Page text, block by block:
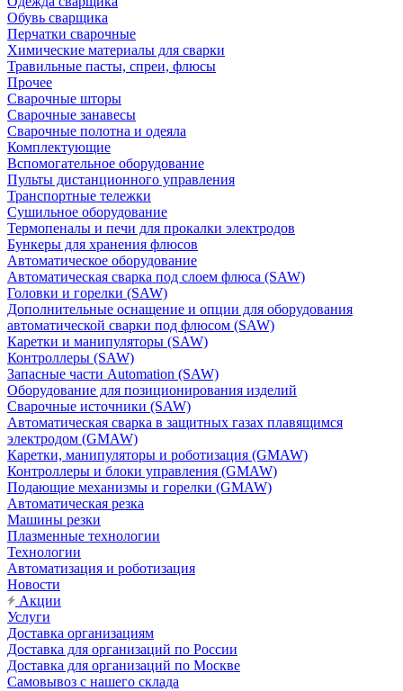
Обувь сварщика
Перчатки сварочные
Химические материалы для сварки
Травильные пасты, спреи, флюсы
Прочее
Сварочные шторы
Сварочные занавесы
Сварочные полотна и одеяла
Комплектующие
Вспомогательное оборудование
Пульты дистанционного управления
Транспортные тележки
Сушильное оборудование
Термопеналы и печи для прокалки электродов
Бункеры для хранения флюсов
Автоматическое оборудование
Автоматическая сварка под слоем флюса (SAW)
Головки и горелки (SAW)
Дополнительные оснащение и опции для оборудования
автоматической сварки под флюсом (SAW)
Каретки и манипуляторы (SAW)
Контроллеры (SAW)
Запасные части Automation (SAW)
Оборудование для позиционирования изделий
Сварочные источники (SAW)
Автоматическая сварка в защитных газах плавящимся
электродом (GMAW)
Каретки, манипуляторы и роботизация (GMAW)
Контроллеры и блоки управления (GMAW)
Подающие механизмы и горелки (GMAW)
Автоматическая резка
Машины резки
Плазменные технологии
Технологии
Автоматизация и роботизация
Новости
Акции
Услуги
Доставка организациям
Доставка для организаций по России
Доставка для организаций по Москве
Самовывоз с нашего склада